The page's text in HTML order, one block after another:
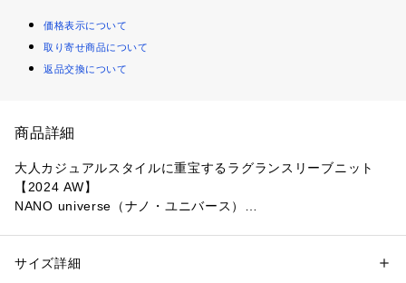
価格表示について
取り寄せ商品について
返品交換について
商品詳細
大人カジュアルスタイルに重宝するラグランスリーブニット
【2024 AW】
NANO universe（ナノ・ユニバース）
くりとした畦編みの生地を使用した、ビンテージライクな雰囲
性別：メンズ
サイズ詳細